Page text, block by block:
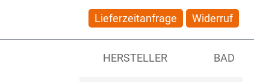
Lieferzeitanfrage Widerruf
HERSTELLER BAD